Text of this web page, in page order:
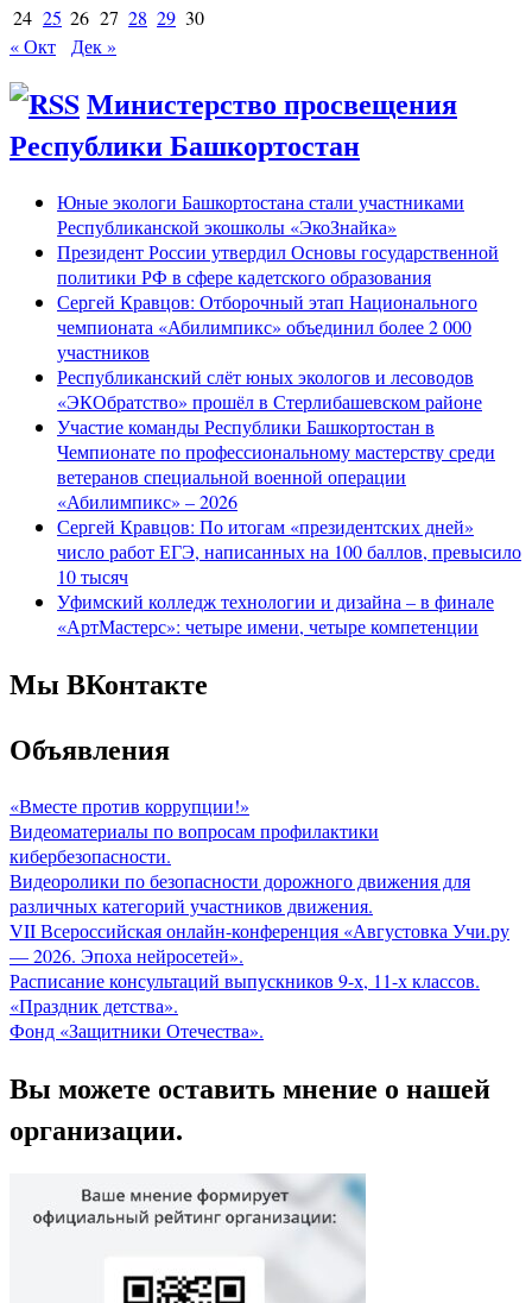
24 25 26 27 28 29 30
« Окт
Дек »
Министерство просвещения
Республики Башкортостан
Юные экологи Башкортостана стали участниками
Республиканской экошколы «ЭкоЗнайка»
Президент России утвердил Основы государственной
политики РФ в сфере кадетского образования
Сергей Кравцов: Отборочный этап Национального
чемпионата «Абилимпикс» объединил более 2 000
участников
Республиканский слёт юных экологов и лесоводов
«ЭКОбратство» прошёл в Стерлибашевском районе
Участие команды Республики Башкортостан в
Чемпионате по профессиональному мастерству среди
ветеранов специальной военной операции
«Абилимпикс» – 2026
Сергей Кравцов: По итогам «президентских дней»
число работ ЕГЭ, написанных на 100 баллов, превысило
10 тысяч
Уфимский колледж технологии и дизайна – в финале
«АртМастерс»: четыре имени, четыре компетенции
Мы ВКонтакте
Объявления
«Вместе против коррупции!»
Видеоматериалы по вопросам профилактики
кибербезопасности.
Видеоролики по безопасности дорожного движения для
различных категорий участников движения.
VII Всероссийская онлайн-конференция «Августовка Учи.ру
— 2026. Эпоха нейросетей».
Расписание консультаций выпускников 9-х, 11-х классов.
«Праздник детства».
Фонд «Защитники Отечества».
Вы можете оставить мнение о нашей
организации.